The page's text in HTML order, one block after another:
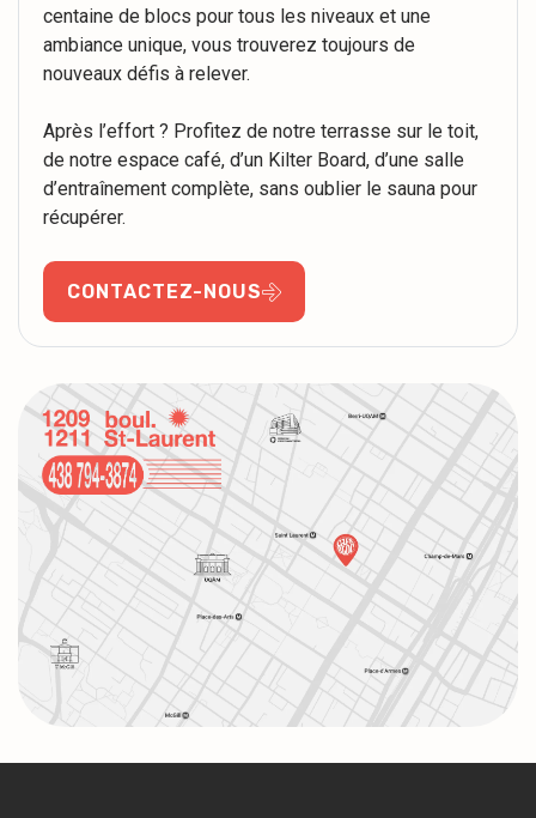
centaine de blocs pour tous les niveaux et une
ambiance unique, vous trouverez toujours de
nouveaux défis à relever.
Après l’effort ? Profitez de notre terrasse sur le toit,
de notre espace café, d’un Kilter Board, d’une salle
d’entraînement complète, sans oublier le sauna pour
récupérer.
CONTACTEZ-NOUS